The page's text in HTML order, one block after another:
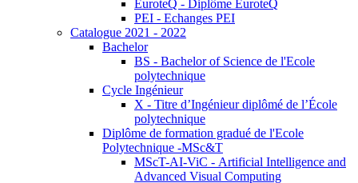
EuroteQ - Diplôme EuroteQ
PEI - Echanges PEI
Catalogue 2021 - 2022
Bachelor
BS - Bachelor of Science de l'Ecole
polytechnique
Cycle Ingénieur
X - Titre d’Ingénieur diplômé de l’École
polytechnique
Diplôme de formation gradué de l'Ecole
Polytechnique -MSc&T
MScT-AI-ViC - Artificial Intelligence and
Advanced Visual Computing